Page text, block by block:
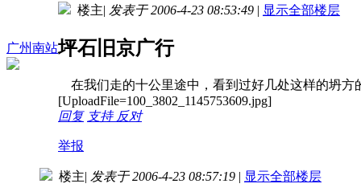
广州南站
楼主| 发表于 2006-4-23 08:53:49 | 显示全部楼层
坪石旧京广行
在我们走的十公里途中，看到过好几处这样的坍方
[UploadFile=100_3802_1145753609.jpg]
回复 支持 反对
举报
楼主| 发表于 2006-4-23 08:57:19 | 显示全部楼层